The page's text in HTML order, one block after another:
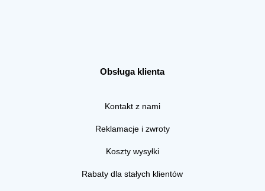
Obsługa klienta
Kontakt z nami
Reklamacje i zwroty
Koszty wysyłki
Rabaty dla stałych klientów